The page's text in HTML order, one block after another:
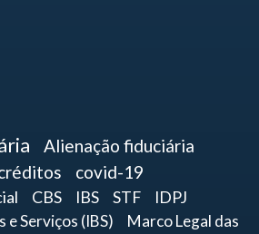
Alienação fiduciária
covid-19
CBS IBS STF
IDPJ
e Serviços (IBS)
Marco Legal das